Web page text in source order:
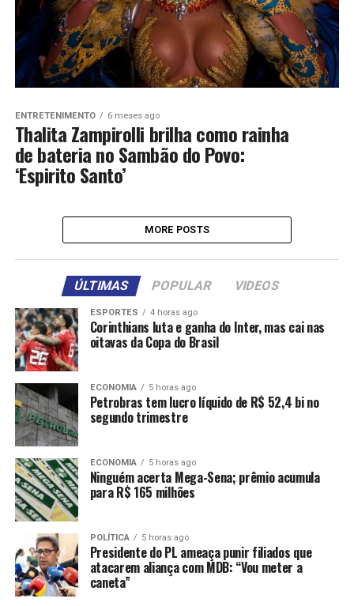
ENTRETENIMENTO 6 meses ago
Thalita Zampirolli brilha como rainha
de bateria no Sambão do Povo:
‘Espirito Santo’
MORE POSTS
ÚLTIMAS POPULAR VIDEOS
ESPORTES 4 horas ago
Corinthians luta e ganha do Inter, mas cai nas
oitavas da Copa do Brasil
ECONOMIA 5 horas ago
Petrobras tem lucro líquido de R$ 52,4 bi no
segundo trimestre
ECONOMIA 5 horas ago
Ninguém acerta Mega-Sena; prêmio acumula
para R$ 165 milhões
POLÍTICA 5 horas ago
Presidente do PL ameaça punir filiados que
atacarem aliança com MDB: “Vou meter a
caneta”